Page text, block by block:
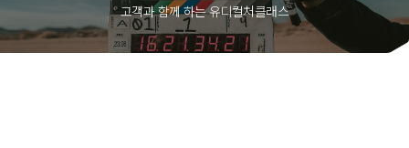
고객과 함께 하는 유디컬처클래스